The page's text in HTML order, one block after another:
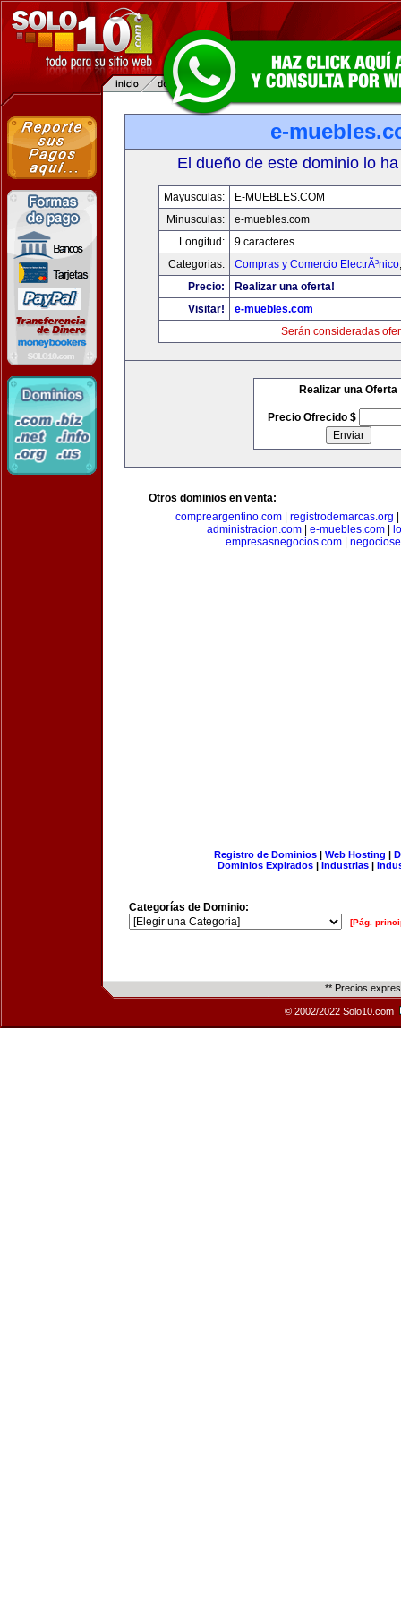
e-
El dueño de este dominio lo
Mayusculas:
E-MUEBLES.COM
Minusculas:
e-muebles.com
Longitud:
9 caracteres
Categorias:
Compras y Comercio ElectrÃ³nico
Precio:
Realizar una oferta!
Visitar!
e-muebles.com
Serán consideradas
Realizar una Oferta
Precio Ofrecido $
Otros dominios en venta:
compreargentino.com
registrodemarcas.org
administracion.com
e-muebles.com
empresasnegocios.com|
Registro de Dominios| Web Hosting |
Dominios Expirados | Industrias |
Categorías de Dominio:
[Pág.
** Precios
© 2002/2022 Solo10.com